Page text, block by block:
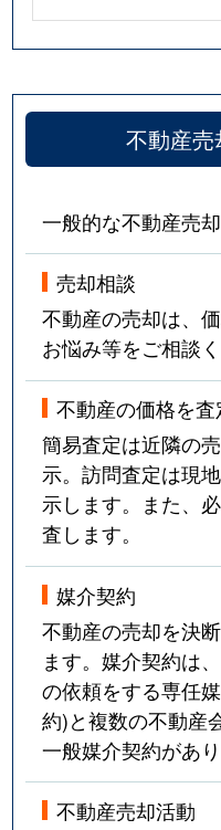
不動産
一般的な不動産売
売却相談
不動産の売却は、
お悩み等をご相談く
不動産の価格を査
簡易査定は近隣の
示。訪問査定は現
示します。また、
査します。
媒介契約
不動産の売却を決
ます。媒介契約は
の依頼をする専任
約)と複数の不動産
一般媒介契約があり
不動産売却活動